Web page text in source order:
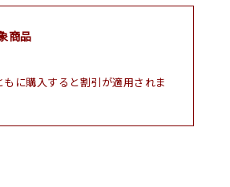
商品
に購入すると割引が適用されま